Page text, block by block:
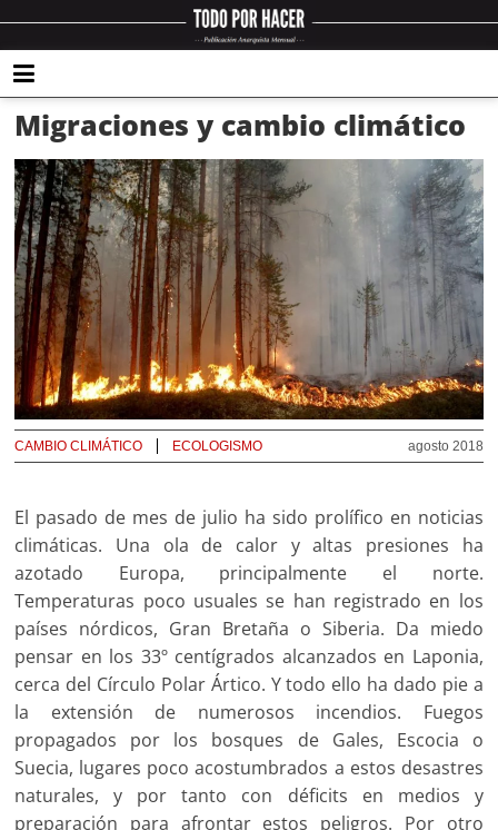
Migraciones y cambio climático
agosto 2018
CAMBIO CLIMÁTICO ECOLOGISMO
El pasado de mes de julio ha sido prolífico en noticias
climáticas. Una ola de calor y altas presiones ha
azotado Europa, principalmente el norte.
Temperaturas poco usuales se han registrado en los
países nórdicos, Gran Bretaña o Siberia. Da miedo
pensar en los 33º centígrados alcanzados en Laponia,
cerca del Círculo Polar Ártico. Y todo ello ha dado pie a
la extensión de numerosos incendios. Fuegos
propagados por los bosques de Gales, Escocia o
Suecia, lugares poco acostumbrados a estos desastres
naturales, y por tanto con déficits en medios y
preparación para afrontar estos peligros. Por otro